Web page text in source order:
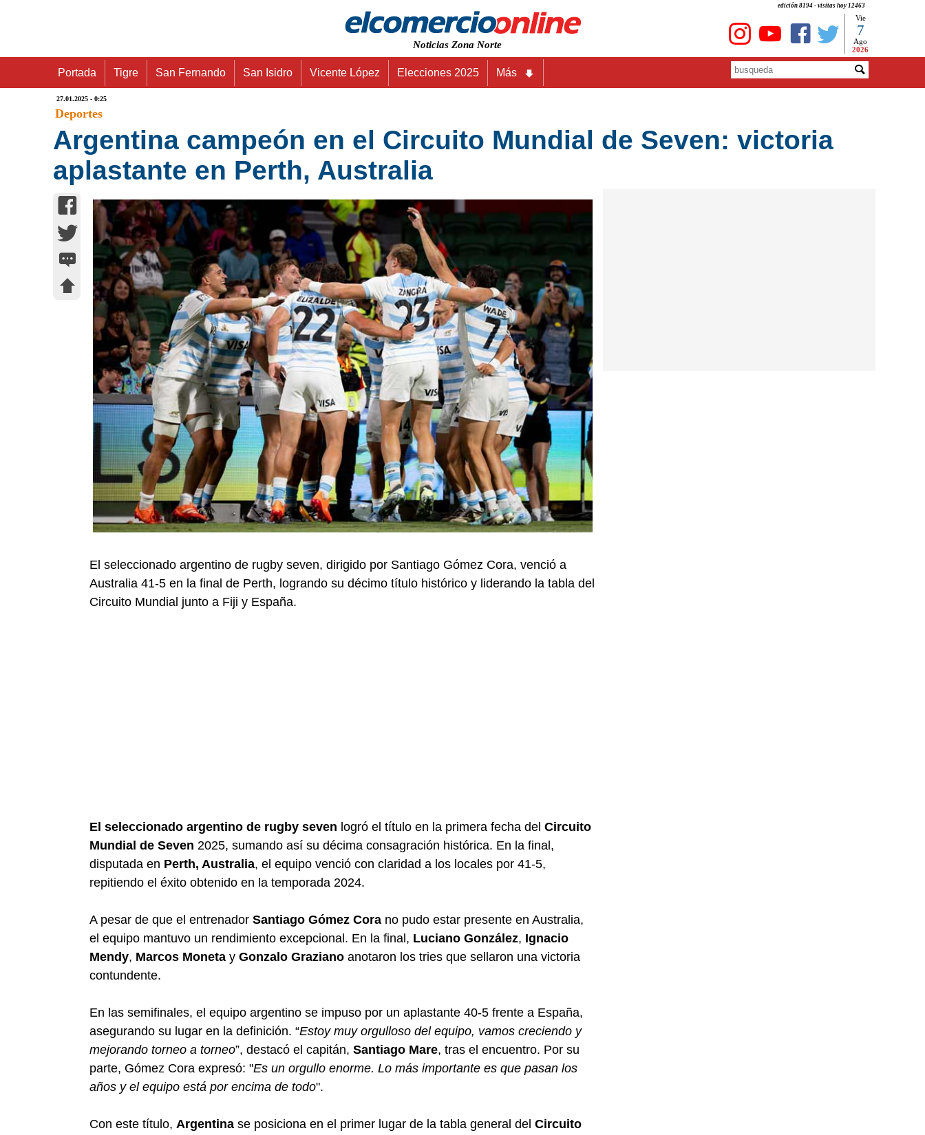
edición 8194 - visitas hoy 12463
Noticias Zona Norte
Vie
7
Ago
2026
Portada Tigre San Fernando San Isidro Vicente López Elecciones 2025 Más
27.01.2025 - 0:25
Deportes
Argentina campeón en el Circuito Mundial de Seven: victoria
aplastante en Perth, Australia
El seleccionado argentino de rugby seven, dirigido por Santiago Gómez Cora, venció a
Australia 41-5 en la final de Perth, logrando su décimo título histórico y liderando la tabla del
Circuito Mundial junto a Fiji y España.
El seleccionado argentino de rugby seven logró el título en la primera fecha del Circuito
Mundial de Seven 2025, sumando así su décima consagración histórica. En la final,
disputada en Perth, Australia, el equipo venció con claridad a los locales por 41-5,
repitiendo el éxito obtenido en la temporada 2024.
A pesar de que el entrenador Santiago Gómez Cora no pudo estar presente en Australia,
el equipo mantuvo un rendimiento excepcional. En la final, Luciano González, Ignacio
Mendy, Marcos Moneta y Gonzalo Graziano anotaron los tries que sellaron una victoria
contundente.
En las semifinales, el equipo argentino se impuso por un aplastante 40-5 frente a España,
asegurando su lugar en la definición. “Estoy muy orgulloso del equipo, vamos creciendo y
mejorando torneo a torneo”, destacó el capitán, Santiago Mare, tras el encuentro. Por su
parte, Gómez Cora expresó: "Es un orgullo enorme. Lo más importante es que pasan los
años y el equipo está por encima de todo".
Con este título, Argentina se posiciona en el primer lugar de la tabla general del Circuito